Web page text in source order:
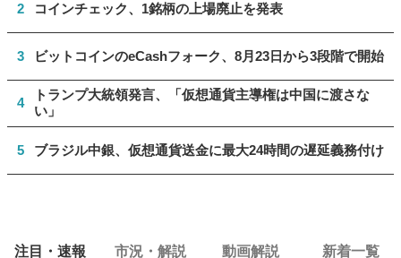
2 コインチェック、1銘柄の上場廃止を発表
3 ビットコインのeCashフォーク、8月23日から3段階で開始
4
トランプ大統領発言、「仮想通貨主導権は中国に渡さな
い」
5 ブラジル中銀、仮想通貨送金に最大24時間の遅延義務付け
注目・速報 市況・解説 動画解説 新着一覧